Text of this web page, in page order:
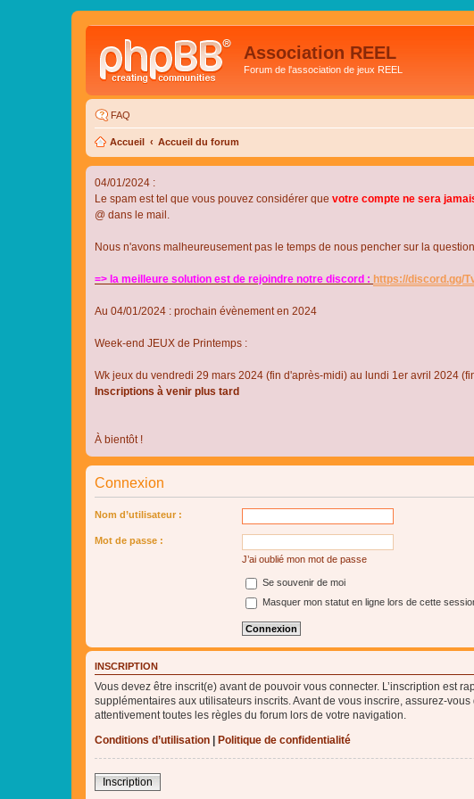
Association REEL
Forum de l'association de jeux REEL
FAQ
Accueil Accueil du forum
04/01/2024 :
Le spam est tel que vous pouvez considérer que votre compte ne sera
@ dans le mail.
Nous n'avons malheureusement pas le temps de nous pencher sur la
=> la meilleure solution est de rejoindre notre discord : https://discord.gg/
Au 04/01/2024 : prochain évènement en 2024
Week-end JEUX de Printemps :
Wk jeux du vendredi 29 mars 2024 (fin d'après-midi) au lundi 1er avril 2024
Inscriptions à venir plus tard
À bientôt !
Connexion
Nom d’utilisateur :
Mot de passe :
J’ai oublié mon mot de passe
Se souvenir de moi
Masquer mon statut en ligne lors de cette
INSCRIPTION
Vous devez être inscrit(e) avant de pouvoir vous connecter. L’inscription est
supplémentaires aux utilisateurs inscrits. Avant de vous inscrire, assurez-
attentivement toutes les règles du forum lors de votre navigation.
Conditions d’utilisation
Politique de confidentialité
Inscription